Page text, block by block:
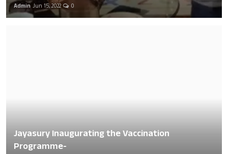
Admin Jun 15, 2022 0
Jayasury Inaugurating the Vaccination
Programme-